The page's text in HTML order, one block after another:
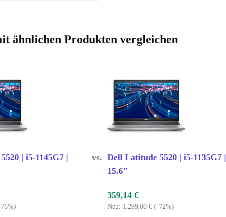
Qualität, die
und kannst
ähnlichen Produkten vergleichen
| i5-1145G7 |
vs. Dell Latitude 5520 | i5-1135G7 |
15.6"
359,14 €
Neu: 1.299,00 €(-72%)